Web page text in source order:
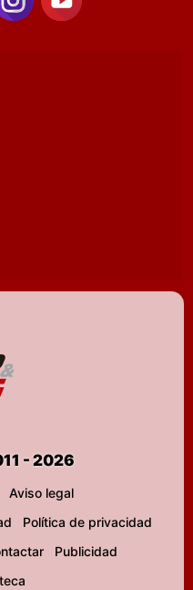
- 2026
Aviso legal
Política de privacidad
Publicidad